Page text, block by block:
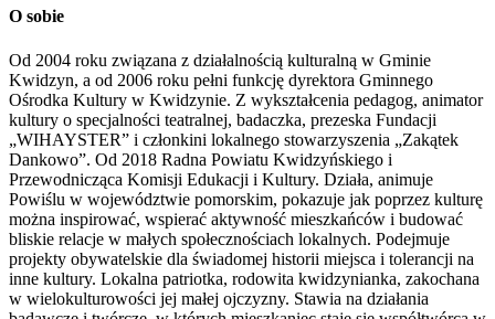
O sobie
Od 2004 roku związana z działalnością kulturalną w Gminie
Kwidzyn, a od 2006 roku pełni funkcję dyrektora Gminnego
Ośrodka Kultury w Kwidzynie. Z wykształcenia pedagog, animator
kultury o specjalności teatralnej, badaczka, prezeska Fundacji
„WIHAYSTER” i członkini lokalnego stowarzyszenia „Zakątek
Dankowo”. Od 2018 Radna Powiatu Kwidzyńskiego i
Przewodnicząca Komisji Edukacji i Kultury. Działa, animuje
Powiślu w województwie pomorskim, pokazuje jak poprzez kulturę
można inspirować, wspierać aktywność mieszkańców i budować
bliskie relacje w małych społecznościach lokalnych. Podejmuje
projekty obywatelskie dla świadomej historii miejsca i tolerancji na
inne kultury. Lokalna patriotka, rodowita kwidzynianka, zakochana
w wielokulturowości jej małej ojczyzny. Stawia na działania